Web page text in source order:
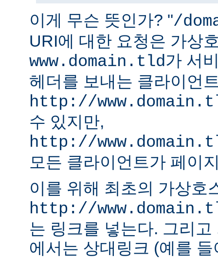
이게 무슨 뜻인가? "/
URI에 대한 요청은 가상
www.domain.tld가 서
헤더를 보내는 클라이언
http://
수 있지만,
http://
모든 클라이언트가 페이
이를 위해 최초의 가상호
http://
는 링크를 넣는다. 그리
에서는 상대링크 (예를 들